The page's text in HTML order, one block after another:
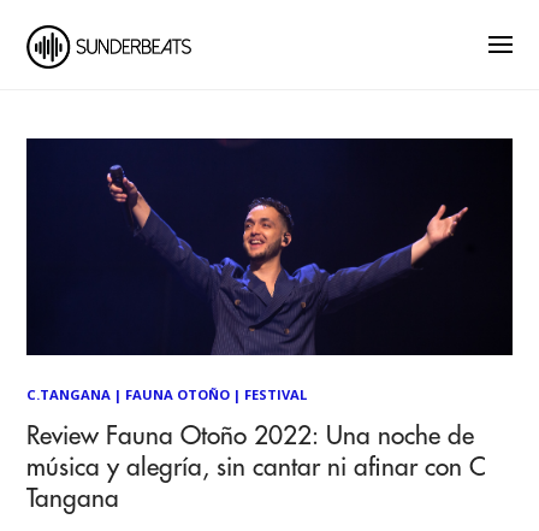
C.TANGANA | FAUNA OTOÑO | FESTIVAL
Review Fauna Otoño 2022: Una noche de
música y alegría, sin cantar ni afinar con C
Tangana